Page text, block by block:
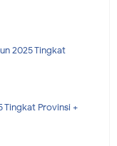
2025 Tingkat
Tingkat Provinsi +